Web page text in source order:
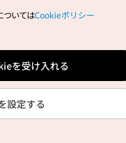
All Rights
ついてはCookieポリシー
を受け入れる
設定する